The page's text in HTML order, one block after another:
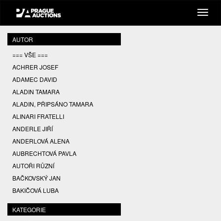
AUTOR
=== VŠE ===
ACHRER JOSEF
ADAMEC DAVID
ALADIN TAMARA
ALADIN, PŘIPSÁNO TAMARA
ALINARI FRATELLI
ANDERLE JIŘÍ
ANDERLOVÁ ALENA
AUBRECHTOVÁ PAVLA
AUTOŘI RŮZNÍ
BAČKOVSKÝ JAN
BAKIČOVÁ LUBA
BALCAR JIŘÍ
BALCAR KAREL
KATEGORIE